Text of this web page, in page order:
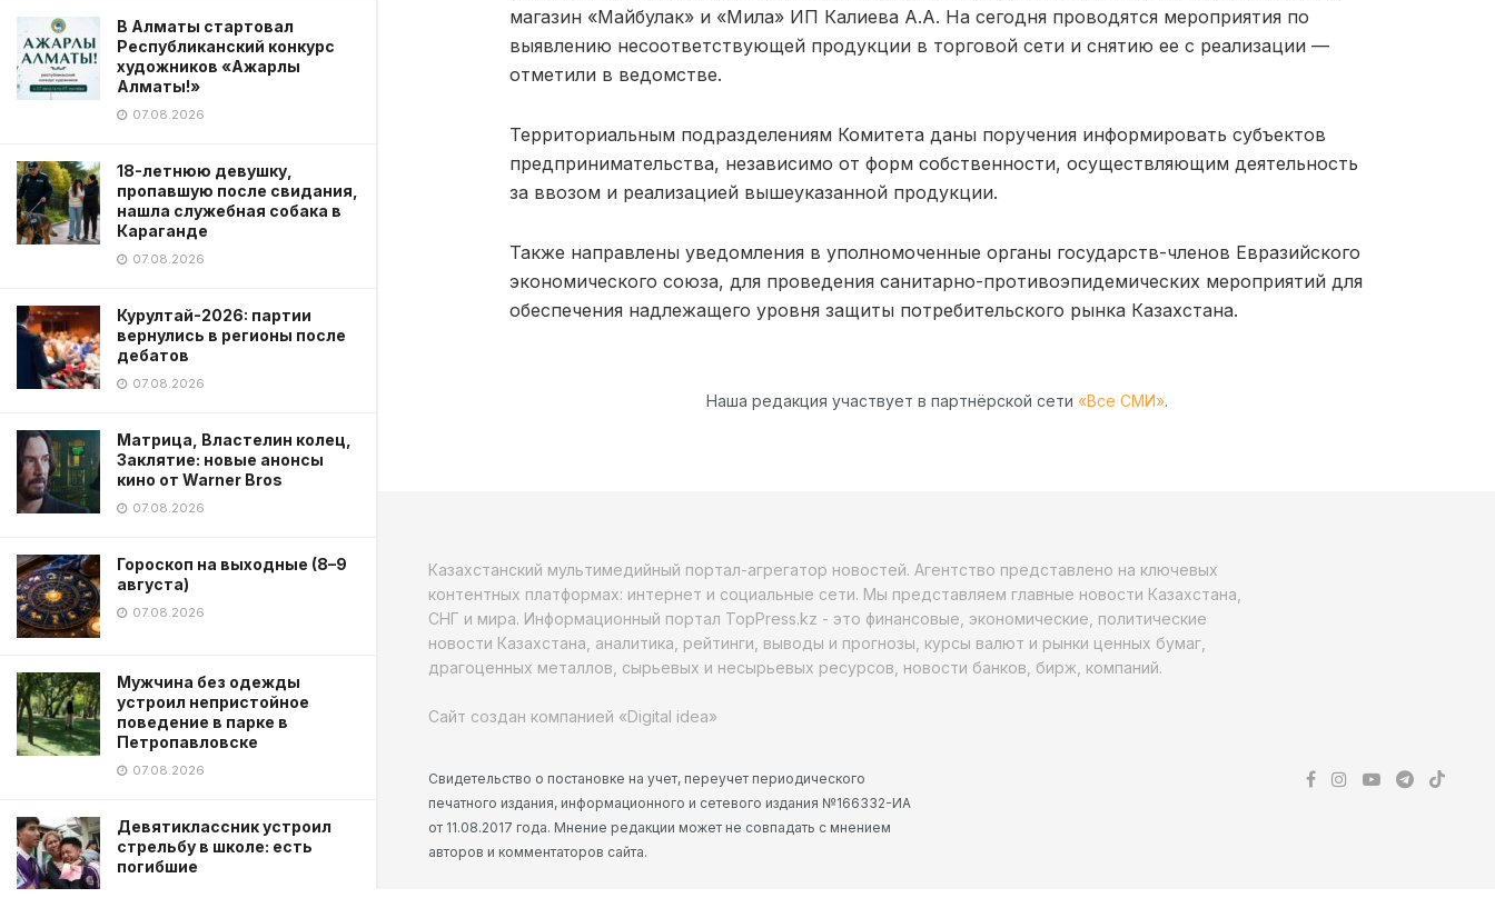
В Алматы стартовал
Республиканский конкурс
художников «Ажарлы
Алматы!»
07.08.2026
18-летнюю девушку,
пропавшую после свидания,
нашла служебная собака в
Караганде
07.08.2026
Курултай-2026: партии
вернулись в регионы после
дебатов
07.08.2026
Матрица, Властелин колец,
Заклятие: новые анонсы
кино от Warner Bros
07.08.2026
Гороскоп на выходные (8–9
августа)
07.08.2026
Мужчина без одежды
устроил непристойное
поведение в парке в
Петропавловске
07.08.2026
Девятиклассник устроил
стрельбу в школе: есть
погибшие
магазин «Майбулак» и «Мила» ИП Калиева А.А. На сегодня проводятся мероприятия по
выявлению несоответствующей продукции в торговой сети и снятию ее с реализации —
отметили в ведомстве.
Территориальным подразделениям Комитета даны поручения информировать субъектов
предпринимательства, независимо от форм собственности, осуществляющим деятельность
за ввозом и реализацией вышеуказанной продукции.
Также направлены уведомления в уполномоченные органы государств-членов Евразийского
экономического союза, для проведения санитарно-противоэпидемических мероприятий для
обеспечения надлежащего уровня защиты потребительского рынка Казахстана.
Наша редакция участвует в партнёрской сети «Все СМИ».
Казахстанский мультимедийный портал-агрегатор новостей. Агентство представлено на ключевых
контентных платформах: интернет и социальные сети. Мы представляем главные новости Казахстана,
СНГ и мира. Информационный портал TopPress.kz - это финансовые, экономические, политические
новости Казахстана, аналитика, рейтинги, выводы и прогнозы, курсы валют и рынки ценных бумаг,
драгоценных металлов, сырьевых и несырьевых ресурсов, новости банков, бирж, компаний.
Сайт создан компанией «Digital idea»
Свидетельство о постановке на учет, переучет периодического
печатного издания, информационного и сетевого издания №166332-ИА
от 11.08.2017 года. Мнение редакции может не совпадать с мнением
авторов и комментаторов сайта.